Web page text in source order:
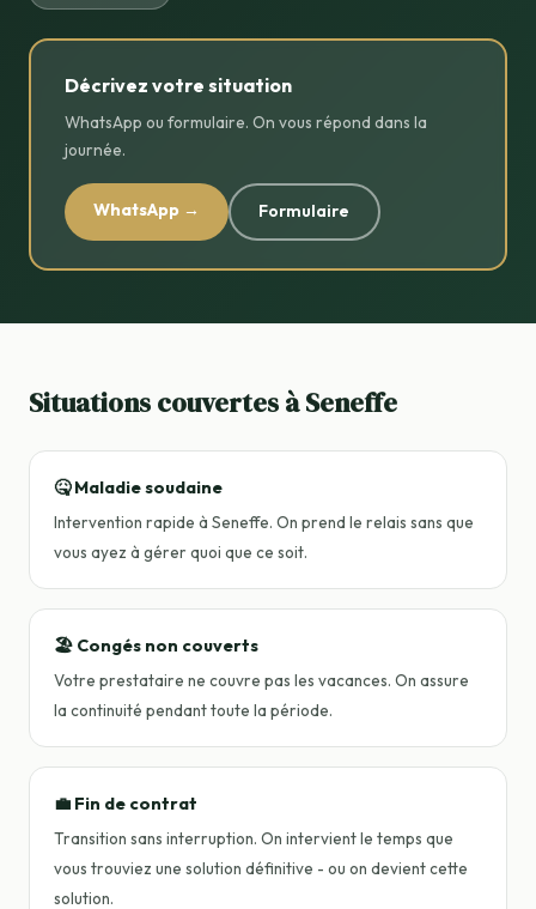
Décrivez votre situation
WhatsApp ou formulaire. On vous répond dans la
journée.
WhatsApp → Formulaire
Situations couvertes à Seneffe
🤒 Maladie soudaine
Intervention rapide à Seneffe. On prend le relais sans que
vous ayez à gérer quoi que ce soit.
🏖️ Congés non couverts
Votre prestataire ne couvre pas les vacances. On assure
la continuité pendant toute la période.
💼 Fin de contrat
Transition sans interruption. On intervient le temps que
vous trouviez une solution définitive - ou on devient cette
solution.